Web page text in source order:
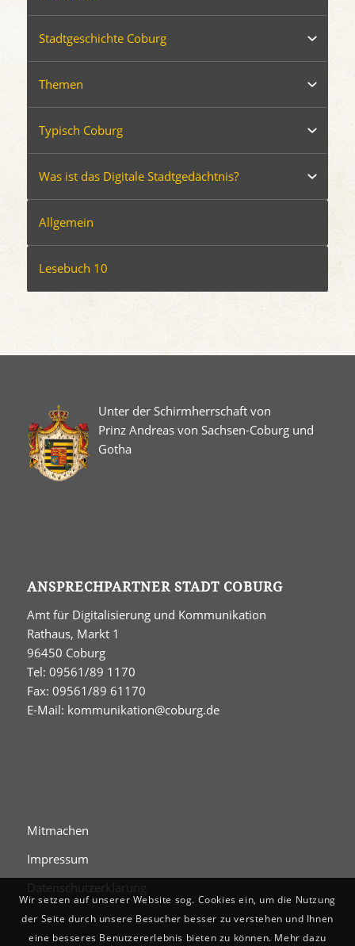
Stadtgeschichte Coburg
Themen
Typisch Coburg
Was ist das Digitale Stadtgedächtnis?
Allgemein
Lesebuch 10
Unter der Schirmherrschaft von
Prinz Andreas von Sachsen-Coburg und
Gotha
ANSPRECHPARTNER STADT COBURG
Amt für Digitalisierung und Kommunikation
Rathaus, Markt 1
96450 Coburg
Tel: 09561/89 1170
Fax: 09561/89 61170
E-Mail: kommunikation@coburg.de
Mitmachen
Impressum
Datenschutzerklärung
Wir setzen auf unserer Website sog. Cookies ein, um die Nutzung
der Seite durch unsere Besucher besser zu verstehen und Ihnen
eine besseres Benutzererlebnis bieten zu können. Mehr dazu